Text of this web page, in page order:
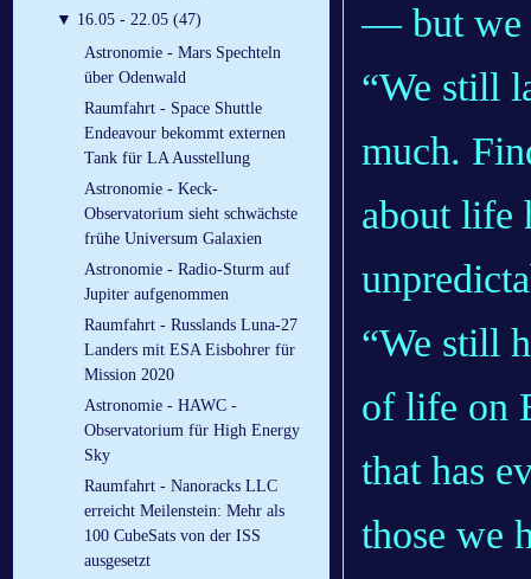
▼ 16.05 - 22.05 (47)
Astronomie - Mars Spechteln
über Odenwald
Raumfahrt - Space Shuttle
Endeavour bekommt externen
Tank für LA Ausstellung
Astronomie - Keck-
Observatorium sieht schwächste
frühe Universum Galaxien
Astronomie - Radio-Sturm auf
Jupiter aufgenommen
Raumfahrt - Russlands Luna-27
Landers mit ESA Eisbohrer für
Mission 2020
Astronomie - HAWC -
Observatorium für High Energy
Sky
Raumfahrt - Nanoracks LLC
erreicht Meilenstein: Mehr als
100 CubeSats von der ISS
ausgesetzt
— but we
“We still
much.
about life
“We still
of life on
that has
those we